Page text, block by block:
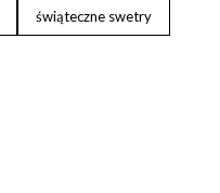
świąteczne swetry